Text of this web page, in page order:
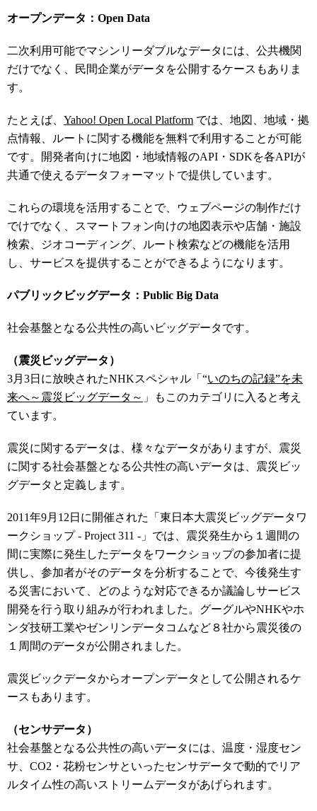
オープンデータ：Open Data
二次利用可能でマシンリーダブルなデータには、公共機関
だけでなく、民間企業がデータを公開するケースもありま
す。
たとえば、 Yahoo! Open Local Platform では、地図、地域・拠
点情報、ルートに関する機能を無料で利用することが可能
です。開発者向けに地図・地域情報のAPI・SDKを各APIが
共通で使えるデータフォーマットで提供しています。
これらの環境を活用することで、ウェブページの制作だけ
でけでなく、スマートフォン向けの地図表示や店舗・施設
検索、ジオコーディング、ルート検索などの機能を活用
し、サービスを提供することができるようになります。
パブリックビッグデータ：Public Big Data
社会基盤となる公共性の高いビッグデータです。
（震災ビッグデータ）
3月3日に放映されたNHKスペシャル「“いのちの記録”を未
来へ～震災ビッグデータ～ 」もこのカテゴリに入ると考え
ています。
震災に関するデータは、様々なデータがありますが、震災
に関する社会基盤となる公共性の高いデータは、震災ビッ
グデータと定義します。
2011年9月12日に開催された「東日本大震災ビッグデータワ
ークショップ - Project 311 -」では、震災発生から１週間の
間に実際に発生したデータをワークショップの参加者に提
供し、参加者がそのデータを分析することで、今後発生す
る災害において、どのような対応できるか議論しサービス
開発を行う取り組みが行われました。グーグルやNHKやホ
ンダ技研工業やゼンリンデータコムなど８社から震災後の
１周間のデータが公開されました。
震災ビックデータからオープンデータとして公開されるケ
ースもあります。
（センサデータ）
社会基盤となる公共性の高いデータには、温度・湿度セン
サ、CO2・花粉センサといったセンサデータで動的でリア
ルタイム性の高いストリームデータがあげられます。